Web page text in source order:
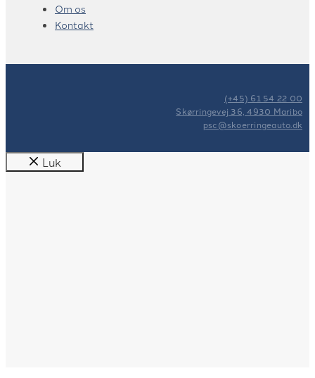
Om os
Kontakt
(+45) 61 54 22 00
Skørringevej 36, 4930 Maribo
psc@skoerringeauto.dk
Luk